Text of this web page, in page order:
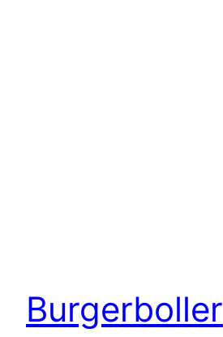
Burgerboller